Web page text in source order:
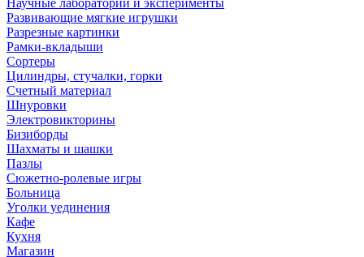
Научные лаборатории и эксперименты
Развивающие мягкие игрушки
Разрезные картинки
Рамки-вкладыши
Сортеры
Цилиндры, стучалки, горки
Счетный материал
Шнуровки
Электровикторины
Бизиборды
Шахматы и шашки
Пазлы
Сюжетно-ролевые игры
Больница
Уголки уединения
Кафе
Кухня
Магазин